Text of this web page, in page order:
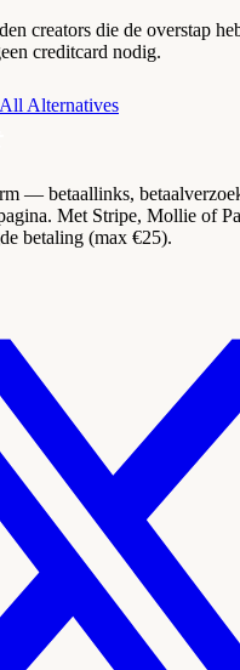
creators die de overstap
creditcard nodig.
Alternatives
— betaallinks,
Met Stripe, Mollie of
betaling (max €25).